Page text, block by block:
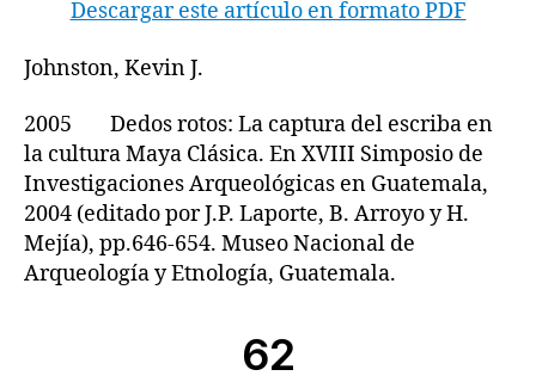
Descargar este artículo en formato PDF
Johnston, Kevin J.
2005 Dedos rotos: La captura del escriba en
la cultura Maya Clásica. En XVIII Simposio de
Investigaciones Arqueológicas en Guatemala,
2004 (editado por J.P. Laporte, B. Arroyo y H.
Mejía), pp.646-654. Museo Nacional de
Arqueología y Etnología, Guatemala.
62